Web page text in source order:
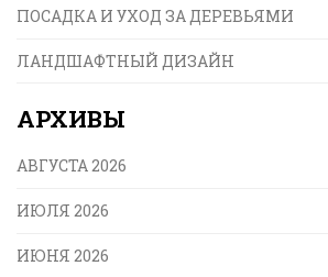
ПОСАДКА И УХОД ЗА ДЕРЕВЬЯМИ
ЛАНДШАФТНЫЙ ДИЗАЙН
АРХИВЫ
АВГУСТА 2026
ИЮЛЯ 2026
ИЮНЯ 2026